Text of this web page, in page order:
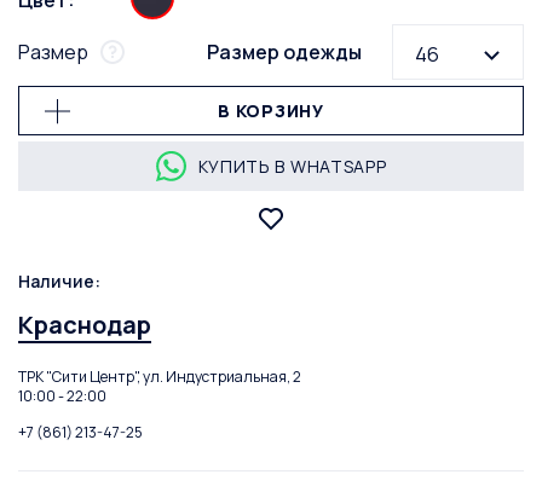
Размер одежды
46
Размер
В КОРЗИНУ
КУПИТЬ В WHATSAPP
Наличие:
Краснодар
ТРК "Сити Центр", ул. Индустриальная, 2
10:00 - 22:00
+7 (861) 213-47-25